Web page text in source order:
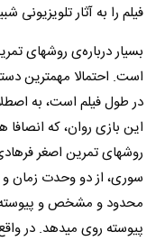
فیلم را به آثار
بسیار درباره­‌ی روش­های
است. احتمالا مهم­ترین
در طول فیلم است، به
این بازی روان، که
روش­های تمرین اصغر
سوری، از دو وحدت زمان
محدود و مشخص و
پیوسته روی می­دهد. در